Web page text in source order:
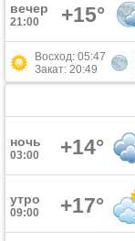
вечер
21:00 +15°
Восход: 05:47
Закат: 20:49
ночь
03:00 +14°
утро
09:00 +17°